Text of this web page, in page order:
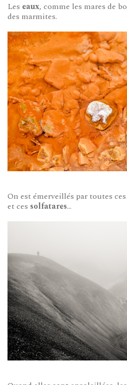
Les eaux, comme les mares de
des marmites.
On est émerveillés par toutes
et ces solfatares…